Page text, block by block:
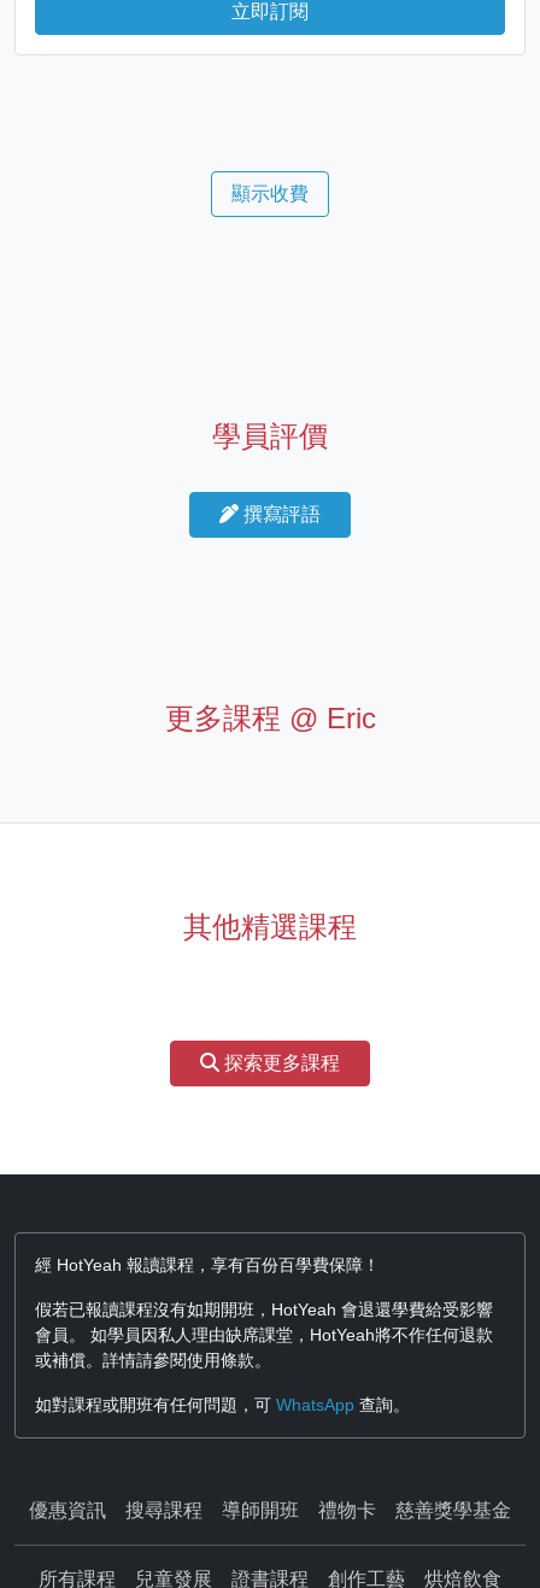
立即訂閱
顯示收費
學員評價
撰寫評語
更多課程 @ Eric
其他精選課程
探索更多課程
經 HotYeah 報讀課程，享有百份百學費保障！
假若已報讀課程沒有如期開班，HotYeah 會退還學費給受影響
會員。 如學員因私人理由缺席課堂，HotYeah將不作任何退款
或補償。詳情請參閱使用條款。
如對課程或開班有任何問題，可 WhatsApp 查詢。
優惠資訊 搜尋課程 導師開班 禮物卡 慈善獎學基金
所有課程 兒童發展 證書課程 創作工藝 烘焙飲食